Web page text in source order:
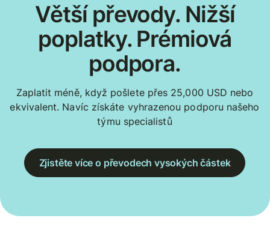
Větší převody. Nižší
poplatky. Prémiová
podpora.
Zaplatit méně, když pošlete přes 25,000 USD nebo
ekvivalent. Navíc získáte vyhrazenou podporu našeho
týmu specialistů
Zjistěte více o převodech vysokých částek